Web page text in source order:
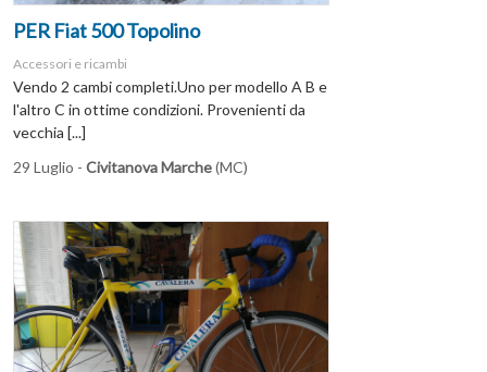
PER Fiat 500 Topolino
Accessori e ricambi
Vendo 2 cambi completi.Uno per modello A B e
l'altro C in ottime condizioni. Provenienti da
vecchia [...]
29 Luglio - Civitanova Marche(MC)